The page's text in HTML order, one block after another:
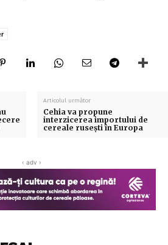
Articolul următor
Cehia va propune
interzicerea importului de
cereale rusești în Europa
‹ adv ›